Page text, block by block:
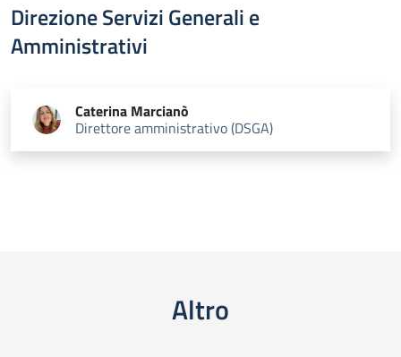
Direzione Servizi Generali e
Amministrativi
Caterina Marcianò
Direttore amministrativo (DSGA)
Altro